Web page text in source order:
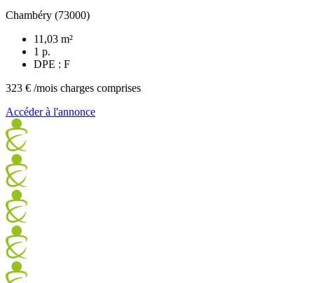
Chambéry (73000)
11,03 m²
1 p.
DPE : F
323 € /mois charges comprises
Accéder à l'annonce